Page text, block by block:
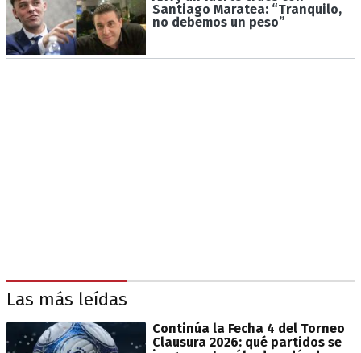
Santiago Maratea: “Tranquilo,
no debemos un peso”
Las más leídas
Continúa la Fecha 4 del Torneo
Clausura 2026: qué partidos se